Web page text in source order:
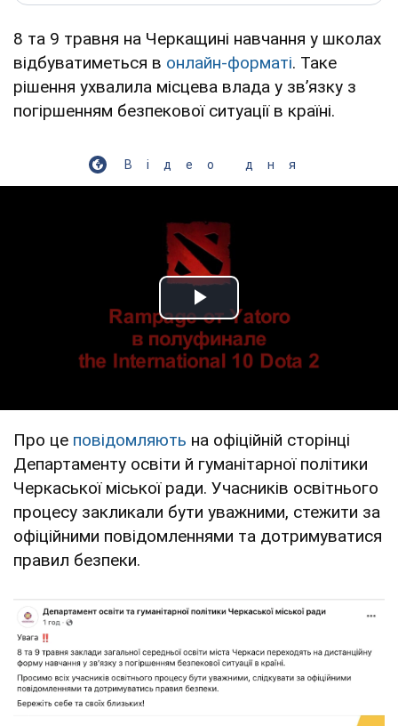
8 та 9 травня на Черкащині навчання у школах
відбуватиметься в онлайн-форматі. Таке
рішення ухвалила місцева влада у звʼязку з
погіршенням безпекової ситуації в країні.
Відео дня
Play Video
Про це повідомляють на офіційній сторінці
Департаменту освіти й гуманітарної політики
Черкаської міської ради. Учасників освітнього
процесу закликали бути уважними, стежити за
офіційними повідомленнями та дотримуватися
правил безпеки.